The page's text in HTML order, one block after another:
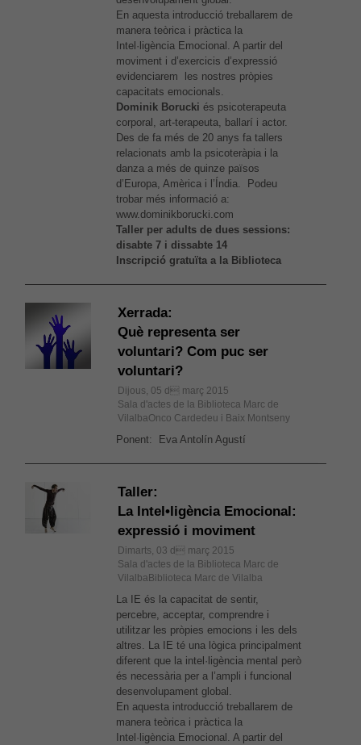
En aquesta introducció treballarem de
manera teòrica i pràctica la
Intel·ligència Emocional. A partir del
moviment i d’exercicis d’expressió
evidenciarem les nostres pròpies
capacitats emocionals.
Dominik Borucki és psicoterapeuta
corporal, art-terapeuta, ballarí i actor.
Des de fa més de 20 anys fa tallers
relacionats amb la psicoteràpia i la
danza a més de quinze països
d’Europa, Amèrica i l’Índia. Podeu
trobar més informació a:
www.dominikborucki.com
Taller per adults de dues sessions:
disabte 7 i dissabte 14
Inscripció gratuïta a la Biblioteca
Xerrada:
Què representa ser
voluntari? Com puc ser
voluntari?
Dijous, 05 d març 2015
Sala d'actes de la Biblioteca Marc de
VilalbaOnco Cardedeu i Baix Montseny
Ponent: Eva Antolín Agustí
Taller:
La Intel•ligència Emocional:
expressió i moviment
Dimarts, 03 d març 2015
Sala d'actes de la Biblioteca Marc de
VilalbaBiblioteca Marc de Vilalba
La IE és la capacitat de sentir,
percebre, acceptar, comprendre i
utilitzar les pròpies emocions i les dels
altres. La IE té una lògica principalment
diferent que la intel·ligència mental però
és necessària per a l’ampli i funcional
desenvolupament global.
En aquesta introducció treballarem de
manera teòrica i pràctica la
Intel·ligència Emocional. A partir del